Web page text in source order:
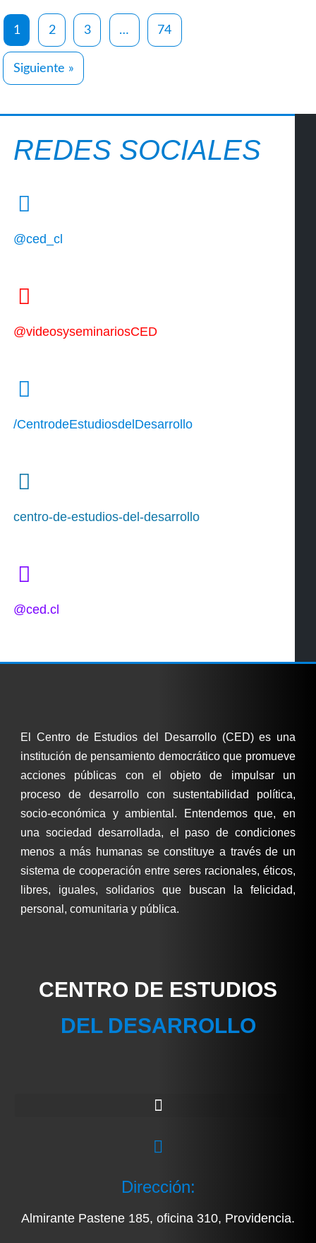
1 2 3 … 74
Siguiente »
REDES SOCIALES
@ced_cl
@videosyseminariosCED
/CentrodeEstudiosdelDesarrollo
centro-de-estudios-del-desarrollo
@ced.cl
El Centro de Estudios del Desarrollo (CED) es una
institución de pensamiento democrático que promueve
acciones públicas con el objeto de impulsar un
proceso de desarrollo con sustentabilidad política,
socio-económica y ambiental. Entendemos que, en
una sociedad desarrollada, el paso de condiciones
menos a más humanas se constituye a través de un
sistema de cooperación entre seres racionales, éticos,
libres, iguales, solidarios que buscan la felicidad,
personal, comunitaria y pública.
CENTRO DE ESTUDIOS
DEL DESARROLLO
Dirección:
Almirante Pastene 185, oficina 310, Providencia.